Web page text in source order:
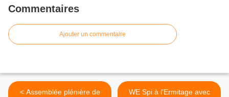
Commentaires
Ajouter un commentaire
< Assemblée plénière de
WE Spi à l'Ermitage avec